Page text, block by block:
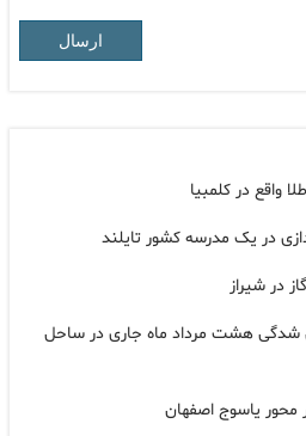
ارسال
واقع در کلمبیا
در شیراز
هشت مرداد ماه جاری در ساحل